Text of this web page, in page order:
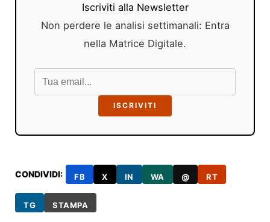
Iscriviti alla Newsletter
Non perdere le analisi settimanali: Entra
nella Matrice Digitale.
ISCRIVITI
CONDIVIDI: FB X IN WA @ RT
TG STAMPA